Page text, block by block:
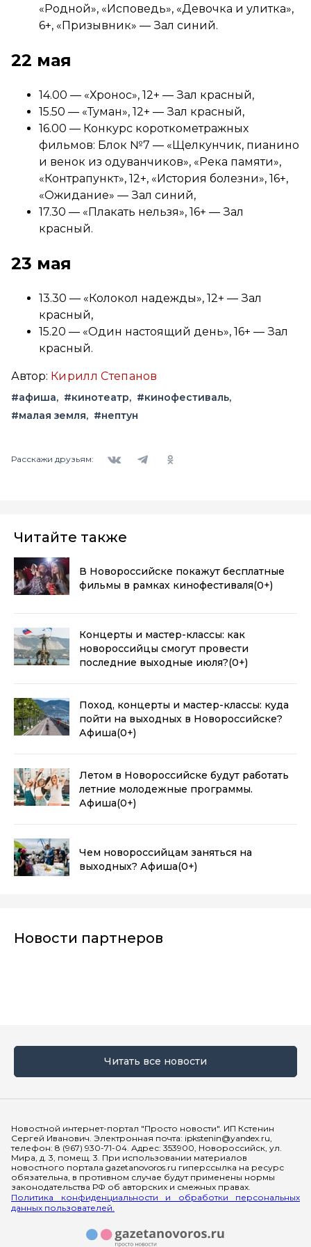
«Родной», «Исповедь», «Девочка и улитка»,
6+, «Призывник» — Зал синий.
22 мая
14.00 — «Хронос», 12+ — Зал красный,
15.50 — «Туман», 12+ — Зал красный,
16.00 — Конкурс короткометражных
фильмов: Блок №7 — «Щелкунчик, пианино
и венок из одуванчиков», «Река памяти»,
«Контрапункт», 12+, «История болезни», 16+,
«Ожидание» — Зал синий,
17.30 — «Плакать нельзя», 16+ — Зал
красный.
23 мая
13.30 — «Колокол надежды», 12+ — Зал
красный,
15.20 — «Один настоящий день», 16+ — Зал
красный.
Автор: Кирилл Степанов
#афиша #кинотеатр
#кинофестиваль
#малая земля
#нептун
Расскажи друзьям:
Читайте также
В Новороссийске покажут бесплатные
фильмы в рамках кинофестиваля(0+)
Концерты и мастер-классы: как
новороссийцы смогут провести
последние выходные июля?(0+)
Поход, концерты и мастер-классы: куда
пойти на выходных в Новороссийске?
Афиша(0+)
Летом в Новороссийске будут работать
летние молодежные программы.
Афиша(0+)
Чем новороссийцам заняться на
выходных? Афиша(0+)
Новости партнеров
Читать все новости
Новостной интернет-портал "Просто новости". ИП Кстенин
Сергей Иванович. Электронная почта: ipkstenin@yandex.ru,
телефон: 8 (967) 930-71-04. Адрес: 353900, Новороссийск, ул.
Мира, д. 3, помещ. 3. При использовании материалов
новостного портала gazetanovoros.ru гиперссылка на ресурс
обязательна, в противном случае будут применены нормы
законодательства РФ об авторских и смежных правах.
Политика конфиденциальности и обработки персональных
данных пользователей.